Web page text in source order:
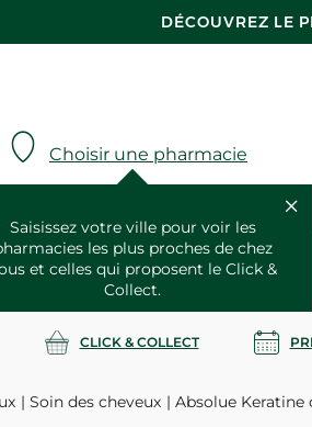
DÉCOUVREZ LE
Choisir une pharmacie
Saisissez votre ville pour voir les
les plus proches de chez
et celles qui proposent le Click &
Collect.
NOS SERVICES
SANTÉ
CLICK & COLLECT
Soin des cheveux Absolue Keratine